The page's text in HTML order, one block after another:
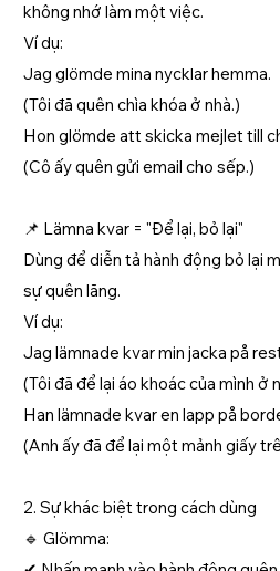
không nhớ làm một việc.
Ví dụ:
Jag glömde mina nycklar hemma.
(Tôi đã quên chìa khóa ở nhà.)
Hon glömde att skicka mejlet till
(Cô ấy quên gửi email cho sếp.)
📌 Lämna kvar = "Để lại, bỏ lại"
Dùng để diễn tả hành động bỏ lại
sự quên lãng.
Ví dụ:
Jag lämnade kvar min jacka på
(Tôi đã để lại áo khoác của mình ở
Han lämnade kvar en lapp på
(Anh ấy đã để lại một mảnh giấy
2. Sự khác biệt trong cách dùng
🔹 Glömma: